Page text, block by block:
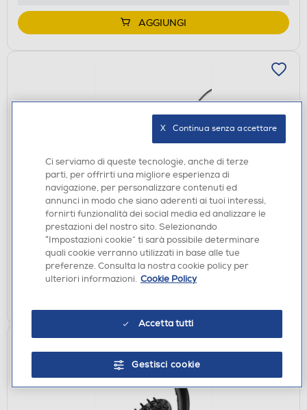
AGGIUNGI
PIASTRE
BABYLISS - Piastra per capelli ST596E-NERO
€ 89,90
Acquisto online:disponibile
Ritiro in negozio in 30' gratuito:verifica
Ci serviamo di queste tecnologie, anche di terze
parti, per offrirti una migliore esperienza di
navigazione, per personalizzare contenuti ed
annunci in modo che siano aderenti ai tuoi interessi,
fornirti funzionalità dei social media ed analizzare le
prestazioni del nostro sito. Selezionando
“Impostazioni cookie” ti sarà possibile determinare
quali cookie verranno utilizzati in base alle tue
preferenze. Consulta la nostra cookie policy per
ulteriori informazioni. Cookie Policy
Accetta tutti
Gestisci cookie
X   Continua senza accettare